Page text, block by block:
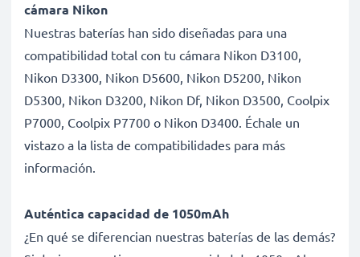
cámara Nikon
Nuestras baterías han sido diseñadas para una
compatibilidad total con tu cámara Nikon D3100,
Nikon D3300, Nikon D5600, Nikon D5200, Nikon
D5300, Nikon D3200, Nikon Df, Nikon D3500, Coolpix
P7000, Coolpix P7700 o Nikon D3400. Échale un
vistazo a la lista de compatibilidades para más
información.
Auténtica capacidad de 1050mAh
¿En qué se diferencian nuestras baterías de las demás?